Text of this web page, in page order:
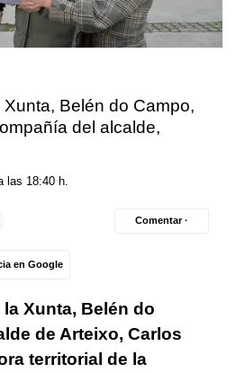
Belén do Campo,
del alcalde,
las 18:40 h.
en Google
Comentar ·
Xunta, Belén do
de Arteixo, Carlos
territorial de la